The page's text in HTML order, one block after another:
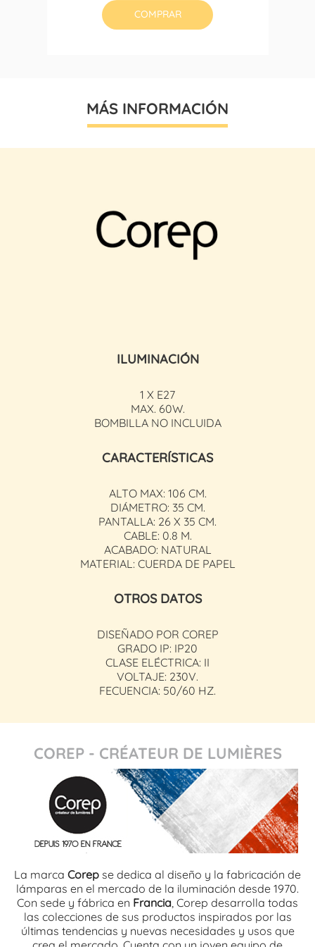
COMPRAR
MÁS INFORMACIÓN
ILUMINACIÓN
1 X E27
MAX. 60W.
BOMBILLA NO INCLUIDA
CARACTERÍSTICAS
ALTO MAX: 106 CM.
DIÁMETRO: 35 CM.
PANTALLA: 26 X 35 CM.
CABLE: 0.8 M.
ACABADO: NATURAL
MATERIAL: CUERDA DE PAPEL
OTROS DATOS
DISEÑADO POR COREP
GRADO IP: IP20
CLASE ELÉCTRICA: II
VOLTAJE: 230V.
FECUENCIA: 50/60 HZ.
COREP - CRÉATEUR DE LUMIÈRES
La marca Corep se dedica al diseño y la fabricación de
lámparas en el mercado de la iluminación desde 1970.
Con sede y fábrica en Francia , Corep desarrolla todas
las colecciones de sus productos inspirados por las
últimas tendencias y nuevas necesidades y usos que